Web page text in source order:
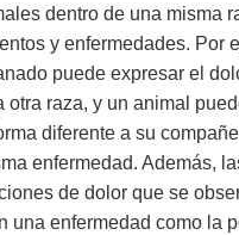
dentro de una misma
y enfermedades. Por
puede expresar el
otra raza, y un animal
diferente a su
enfermedad. Además,
de dolor que se
una enfermedad como la